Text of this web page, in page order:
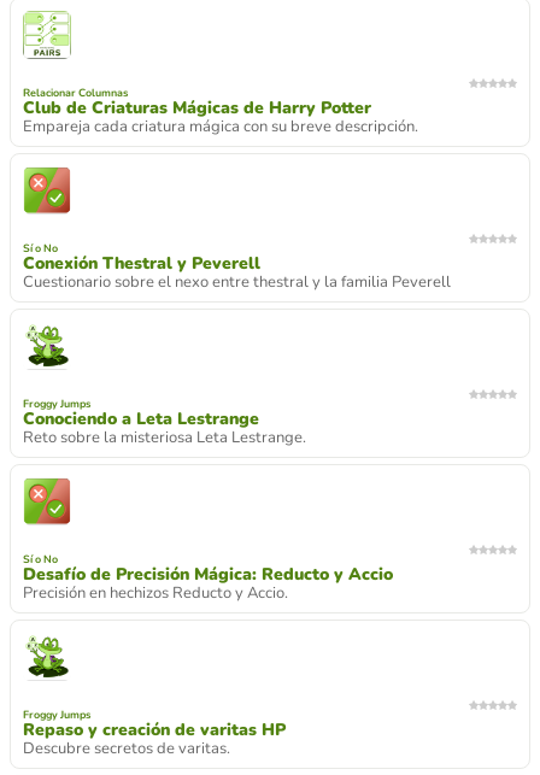
Relacionar Columnas
Club de Criaturas Mágicas de Harry Potter
Empareja cada criatura mágica con su breve descripción.
Sí o No
Conexión Thestral y Peverell
Cuestionario sobre el nexo entre thestral y la familia Peverell
Froggy Jumps
Conociendo a Leta Lestrange
Reto sobre la misteriosa Leta Lestrange.
Sí o No
Desafío de Precisión Mágica: Reducto y Accio
Precisión en hechizos Reducto y Accio.
Froggy Jumps
Repaso y creación de varitas HP
Descubre secretos de varitas.